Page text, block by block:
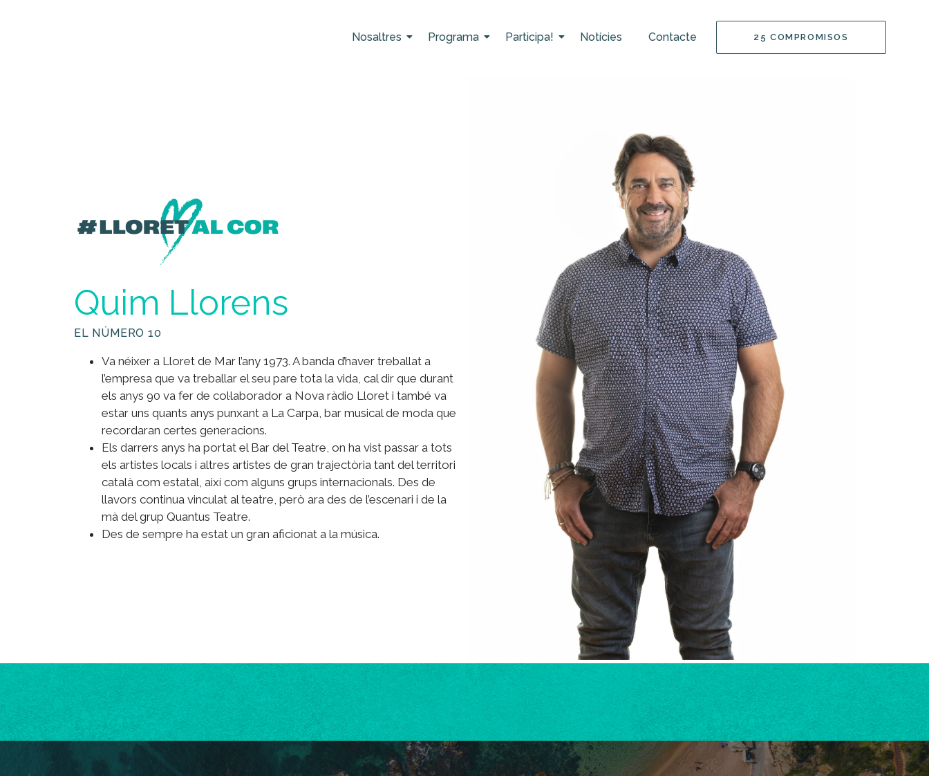
Nosaltres Programa Participa! Notícies Contacte 25 COMPROMISOS
Quim Llorens
EL NÚMERO 10
Va néixer a Lloret de Mar l’any 1973. A banda d’haver treballat a
l’empresa que va treballar el seu pare tota la vida, cal dir que durant
els anys 90 va fer de col·laborador a Nova ràdio Lloret i també va
estar uns quants anys punxant a La Carpa, bar musical de moda que
recordaran certes generacions.
Els darrers anys ha portat el Bar del Teatre, on ha vist passar a tots
els artistes locals i altres artistes de gran trajectòria tant del territori
català com estatal, així com alguns grups internacionals. Des de
llavors continua vinculat al teatre, però ara des de l’escenari i de la
mà del grup Quantus Teatre.
Des de sempre ha estat un gran aficionat a la música.